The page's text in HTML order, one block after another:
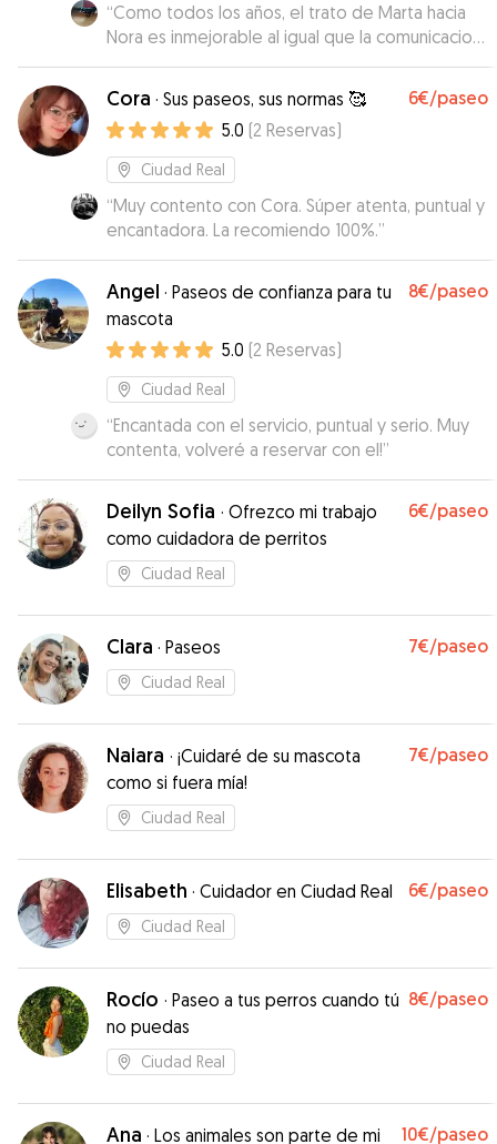
“Como todos los años, el trato de Marta hacia
Nora es inmejorable al igual que la comunicacion
hacia nosotros, un diez, no puede estar en
mejores manos.
Cora · Sus paseos, sus normas 🥰 6€/paseo
5.0 (2 Reservas)
Ciudad Real
“Muy contento con Cora. Súper atenta, puntual y
encantadora. La recomiendo 100%.”
Angel · Paseos de confianza para tu
mascota
8€/paseo
5.0 (2 Reservas)
Ciudad Real
“Encantada con el servicio, puntual y serio. Muy
contenta, volveré a reservar con el!”
Deilyn Sofia · Ofrezco mi trabajo
como cuidadora de perritos
6€/paseo
Ciudad Real
Clara · Paseos 7€/paseo
Ciudad Real
Naiara · ¡Cuidaré de su mascota
como si fuera mía!
7€/paseo
Ciudad Real
Elisabeth · Cuidador en Ciudad Real 6€/paseo
Ciudad Real
Rocío · Paseo a tus perros cuando tú
no puedas
8€/paseo
Ciudad Real
Ana · Los animales son parte de mi
10€/paseo